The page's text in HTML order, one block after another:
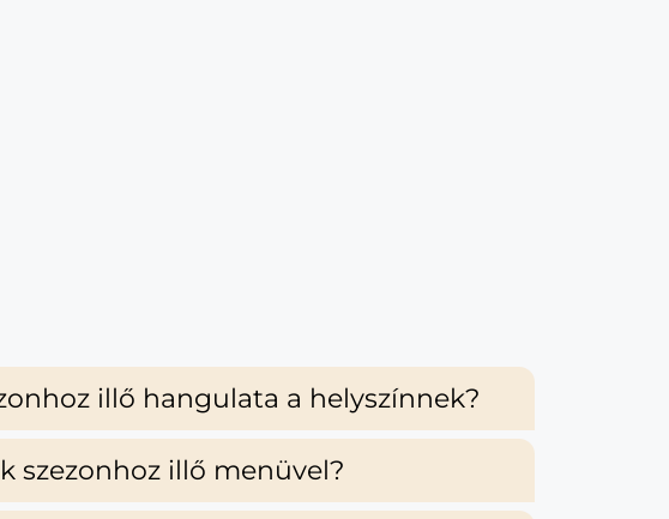
illő hangulata a helyszínnek?
szezonhoz illő menüvel?